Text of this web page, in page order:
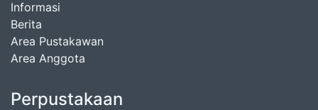
Informasi
Berita
Area Pustakawan
Area Anggota
Perpustakaan